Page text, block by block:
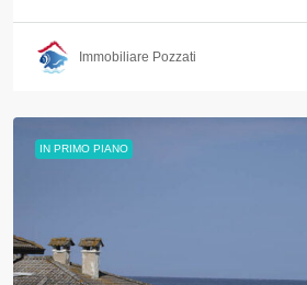
Immobiliare Pozzati
IN PRIMO PIANO